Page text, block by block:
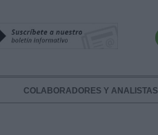
COLABORADORES Y ANALISTAS